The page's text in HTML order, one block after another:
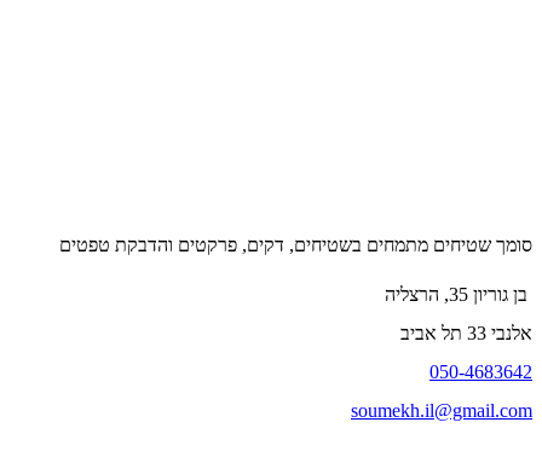
סומך שטיחים מתמחים בשטיחים, דקים, פרקטים והדבקת טפטים
בן גוריון 35, הרצליה
אלנבי 33 תל אביב
050-4683642
soumekh.il@gmail.com